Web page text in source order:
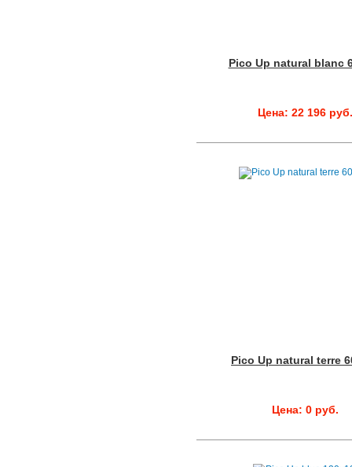
Pico Up natural blanc
Цена: 22 196 руб.
Pico Up natural terre
Цена: 0 руб.